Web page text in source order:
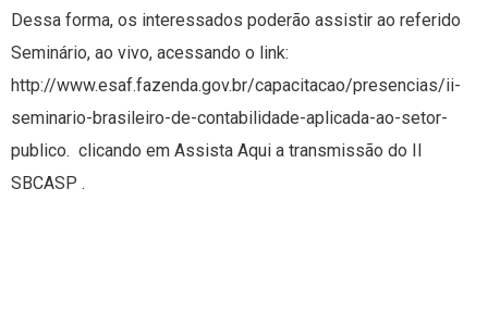
Dessa forma, os interessados poderão assistir ao referido
Seminário, ao vivo, acessando o link:
http://www.esaf.fazenda.gov.br/capacitacao/presencias/ii-
seminario-brasileiro-de-contabilidade-aplicada-ao-setor-
publico. clicando em Assista Aqui a transmissão do II
SBCASP .